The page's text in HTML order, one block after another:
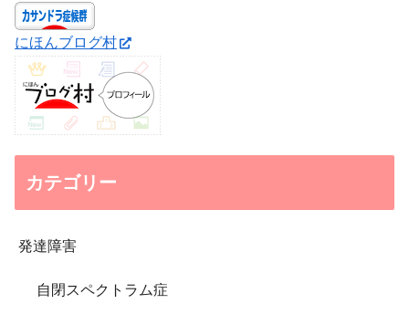
にほんブログ村
カテゴリー
発達障害
自閉スペクトラム症